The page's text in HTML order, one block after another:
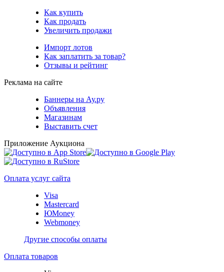
Как купить
Как продать
Увеличить продажи
Импорт лотов
Как заплатить за товар?
Отзывы и рейтинг
Реклама на сайте
Баннеры на Ау.ру
Объявления
Магазинам
Выставить счет
Приложение Аукциона
Оплата услуг сайта
Visa
Mastercard
ЮMoney
Webmoney
Другие способы оплаты
Оплата товаров